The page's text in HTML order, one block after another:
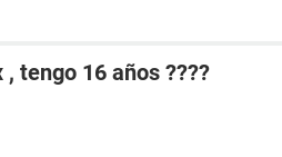
tengo 16 años ????